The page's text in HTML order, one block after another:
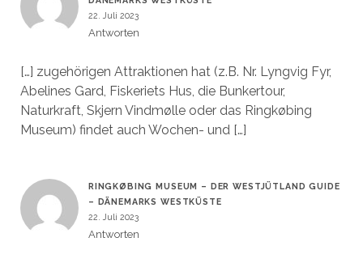
22. Juli 2023
Antworten
[…] zugehörigen Attraktionen hat (z.B. Nr. Lyngvig Fyr,
Abelines Gard, Fiskeriets Hus, die Bunkertour,
Naturkraft, Skjern Vindmølle oder das Ringkøbing
Museum) findet auch Wochen- und […]
RINGKØBING MUSEUM – DER WESTJÜTLAND GUIDE
– DÄNEMARKS WESTKÜSTE
22. Juli 2023
Antworten